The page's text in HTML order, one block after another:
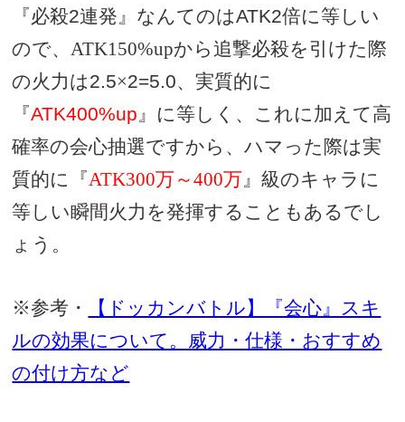
『必殺2連発』なんてのはATK2倍に等しい
ので、ATK150%upから追撃必殺を引けた際
の火力は2.5×2=5.0、実質的に
『ATK400%up』に等しく、これに加えて高
確率の会心抽選ですから、ハマった際は実
質的に『ATK300万～400万』級のキャラに
等しい瞬間火力を発揮することもあるでし
ょう。
※参考・
【ドッカンバトル】『会心』スキ
ルの効果について。威力・仕様・おすすめ
の付け方など